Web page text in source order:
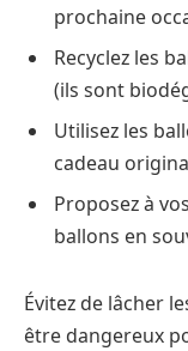
prochaine
Recyclez les
(ils sont
Utilisez les
cadeau
Proposez à
ballons en
Évitez de lâcher
être dangereux